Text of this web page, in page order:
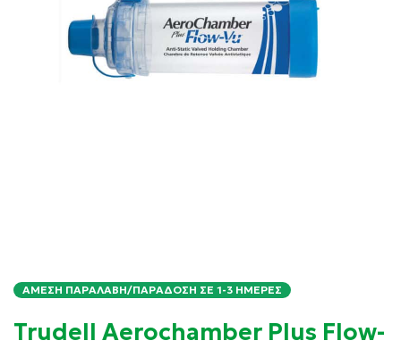
ΆΜΕΣΗ ΠΑΡΑΛΑΒΉ/ΠΑΡΆΔΟΣΗ ΣΕ 1-3 ΗΜΈΡΕΣ
Trudell Aerochamber Plus Flow-